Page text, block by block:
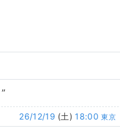
26/12/19 (土) 18:00 東京